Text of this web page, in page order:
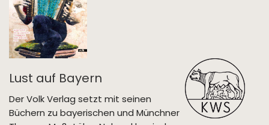
Lust auf Bayern
Der Volk Verlag setzt mit seinen
Büchern zu bayerischen und Münchner